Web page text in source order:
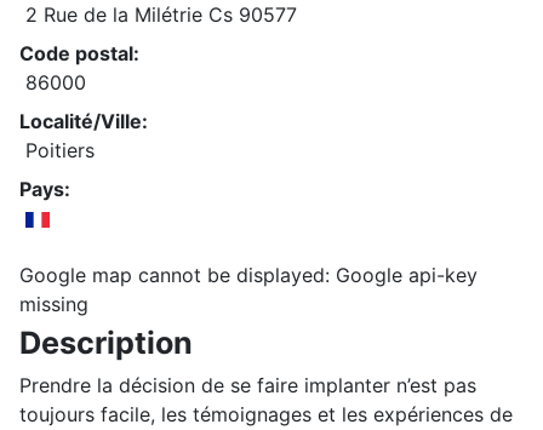
2 Rue de la Milétrie Cs 90577
Code postal:
86000
Localité/Ville:
Poitiers
Pays:
Google map cannot be displayed: Google api-key
missing
Description
Prendre la décision de se faire implanter n’est pas
toujours facile, les témoignages et les expériences de